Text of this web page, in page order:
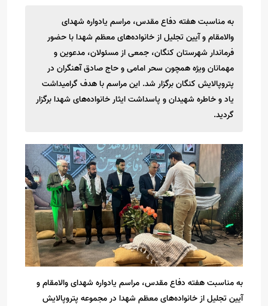
به مناسبت هفته دفاع مقدس، مراسم یادواره شهدای
والامقام و آیین تجلیل از خانواده‌های معظم شهدا با حضور
فرماندار شهرستان کنگان، جمعی از مسئولان، مدعوین و
مهمانان ویژه همچون سحر امامی و حاج صادق آهنگران در
پتروپالایش کنگان برگزار شد. این مراسم با هدف گرامیداشت
یاد و خاطره شهیدان و پاسداشت ایثار خانواده‌های شهدا برگزار
گردید.
به مناسبت هفته دفاع مقدس، مراسم یادواره شهدای والامقام و
آیین تجلیل از خانواده‌های معظم شهدا در مجموعه پتروپالایش